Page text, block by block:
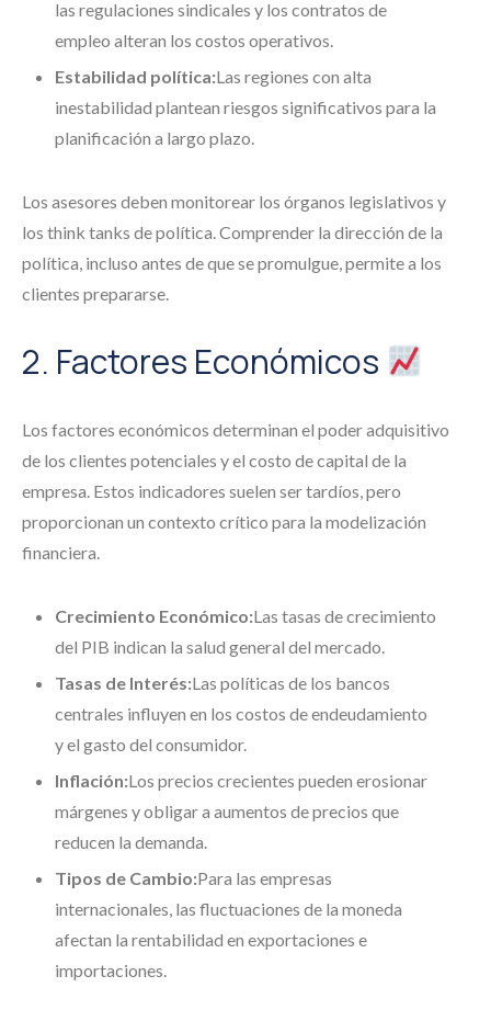
las regulaciones sindicales y los contratos de
empleo alteran los costos operativos.
Estabilidad política:Las regiones con alta
inestabilidad plantean riesgos significativos para la
planificación a largo plazo.
Los asesores deben monitorear los órganos legislativos y
los think tanks de política. Comprender la dirección de la
política, incluso antes de que se promulgue, permite a los
clientes prepararse.
2. Factores Económicos
Los factores económicos determinan el poder adquisitivo
de los clientes potenciales y el costo de capital de la
empresa. Estos indicadores suelen ser tardíos, pero
proporcionan un contexto crítico para la modelización
financiera.
Crecimiento Económico:Las tasas de crecimiento
del PIB indican la salud general del mercado.
Tasas de Interés:Las políticas de los bancos
centrales influyen en los costos de endeudamiento
y el gasto del consumidor.
Inflación:Los precios crecientes pueden erosionar
márgenes y obligar a aumentos de precios que
reducen la demanda.
Tipos de Cambio:Para las empresas
internacionales, las fluctuaciones de la moneda
afectan la rentabilidad en exportaciones e
importaciones.